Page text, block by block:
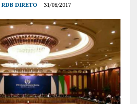
RDB DIRETO 31/08/2017